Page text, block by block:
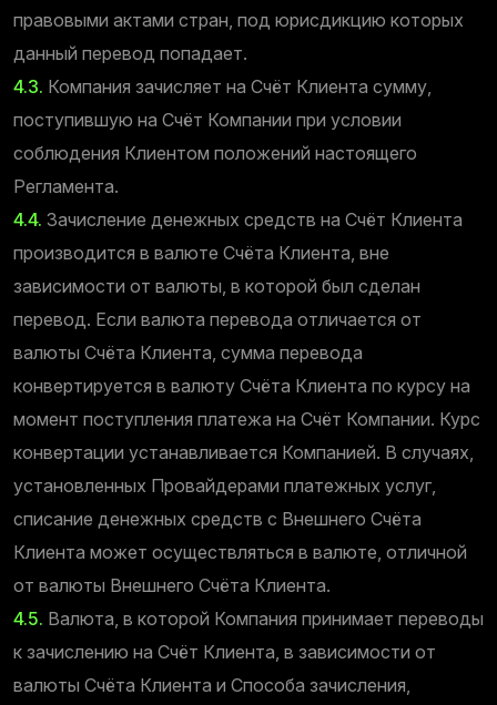
правовыми актами стран, под юрисдикцию которых
данный перевод попадает.
4.3. Компания зачисляет на Счёт Клиента сумму,
поступившую на Счёт Компании при условии
соблюдения Клиентом положений настоящего
Регламента.
4.4. Зачисление денежных средств на Счёт Клиента
производится в валюте Счёта Клиента, вне
зависимости от валюты, в которой был сделан
перевод. Если валюта перевода отличается от
валюты Счёта Клиента, сумма перевода
конвертируется в валюту Счёта Клиента по курсу на
момент поступления платежа на Счёт Компании. Курс
конвертации устанавливается Компанией. В случаях,
установленных Провайдерами платежных услуг,
списание денежных средств с Внешнего Счёта
Клиента может осуществляться в валюте, отличной
от валюты Внешнего Счёта Клиента.
4.5. Валюта, в которой Компания принимает переводы
к зачислению на Счёт Клиента, в зависимости от
валюты Счёта Клиента и Способа зачисления,